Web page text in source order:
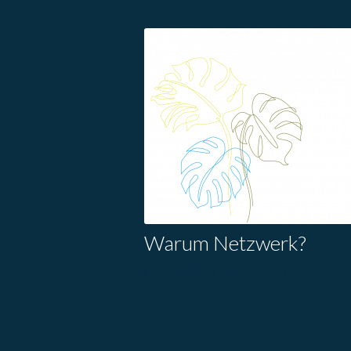
Warum Netzwerk?